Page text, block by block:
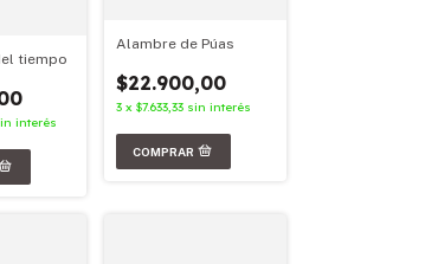
tiempo
interés
Alambre de Púas
$22.900,00
3 x $7.633,33 sin interés